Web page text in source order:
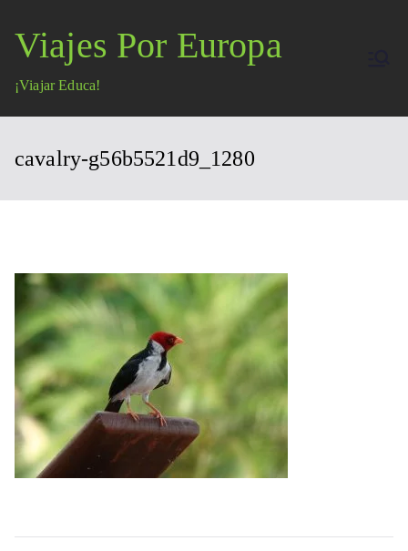
contenido
Viajes Por Europa
¡Viajar Educa!
cavalry-g56b5521d9_1280